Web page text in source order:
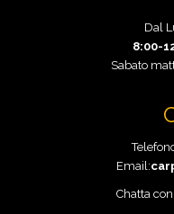
Dal
8:00-
Sabato
Email:
Chatta